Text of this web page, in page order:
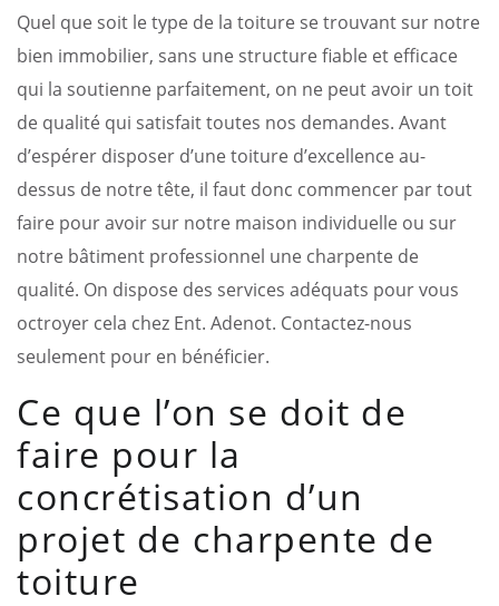
Quel que soit le type de la toiture se trouvant sur notre
bien immobilier, sans une structure fiable et efficace
qui la soutienne parfaitement, on ne peut avoir un toit
de qualité qui satisfait toutes nos demandes. Avant
d’espérer disposer d’une toiture d’excellence au-
dessus de notre tête, il faut donc commencer par tout
faire pour avoir sur notre maison individuelle ou sur
notre bâtiment professionnel une charpente de
qualité. On dispose des services adéquats pour vous
octroyer cela chez Ent. Adenot. Contactez-nous
seulement pour en bénéficier.
Ce que l’on se doit de
faire pour la
concrétisation d’un
projet de charpente de
toiture